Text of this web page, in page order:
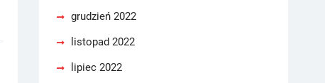
grudzień 2022
listopad 2022
lipiec 2022